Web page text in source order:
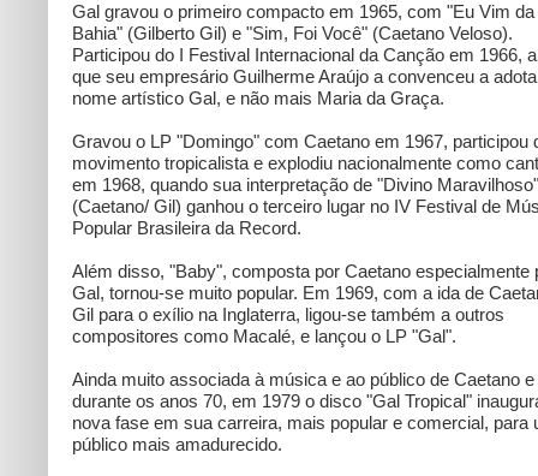
Gal gravou o primeiro compacto em 1965, com "Eu Vim da
Bahia" (Gilberto Gil) e "Sim, Foi Você" (Caetano Veloso).
Participou do I Festival Internacional da Canção em 1966,
que seu empresário Guilherme Araújo a convenceu a
nome artístico Gal, e não mais Maria da Graça.
Gravou o LP "Domingo" com Caetano em 1967, participou
movimento tropicalista e explodiu nacionalmente como
em 1968, quando sua interpretação de "Divino Maravilhoso"
(Caetano/ Gil) ganhou o terceiro lugar no IV Festival de
Popular Brasileira da Record.
Além disso, "Baby", composta por Caetano especialmente
Gal, tornou-se muito popular. Em 1969, com a ida de
Gil para o exílio na Inglaterra, ligou-se também a outros
compositores como Macalé, e lançou o LP "Gal".
Ainda muito associada à música e ao público de Caetano e
durante os anos 70, em 1979 o disco "Gal Tropical"
nova fase em sua carreira, mais popular e comercial, para
público mais amadurecido.